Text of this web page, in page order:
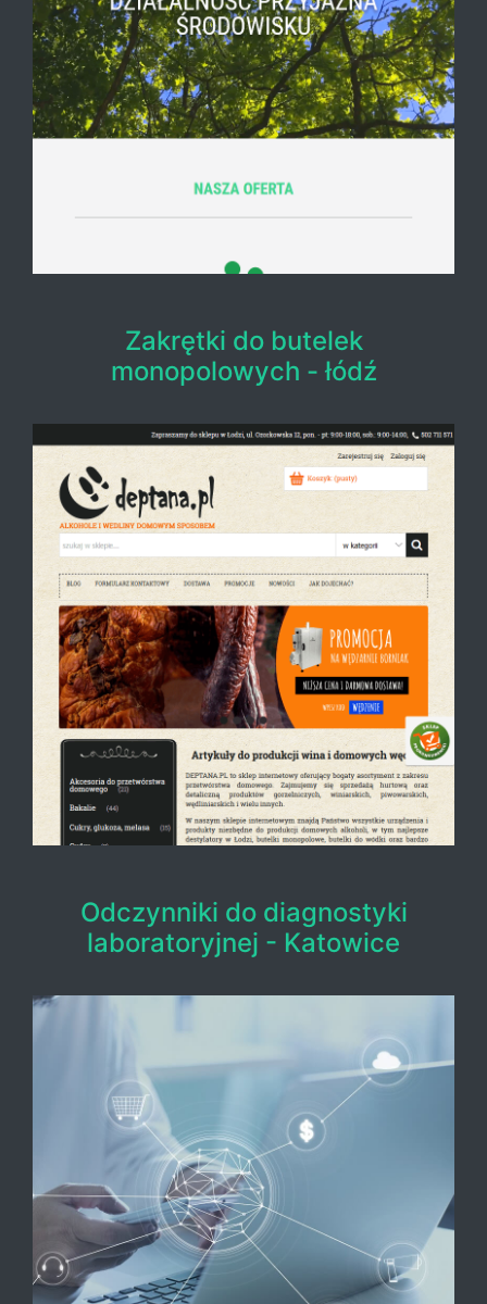
Zakrętki do butelek
monopolowych - łódź
Odczynniki do diagnostyki
laboratoryjnej - Katowice